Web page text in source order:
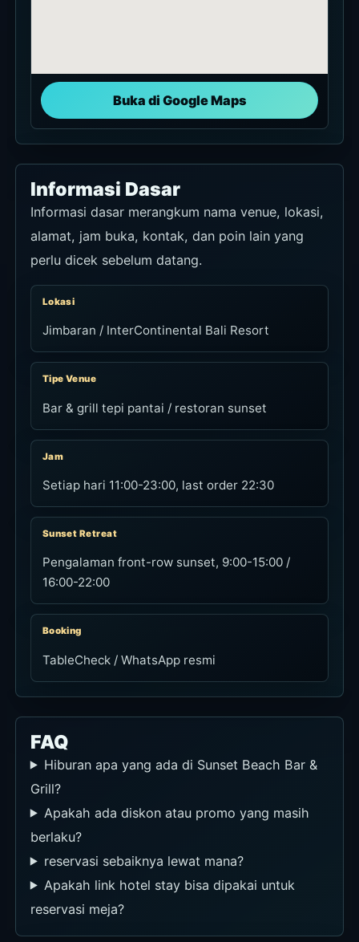
Buka di Google Maps
Informasi Dasar
Informasi dasar merangkum nama venue, lokasi,
alamat, jam buka, kontak, dan poin lain yang
perlu dicek sebelum datang.
Lokasi
Jimbaran / InterContinental Bali Resort
Tipe Venue
Bar & grill tepi pantai / restoran sunset
Jam
Setiap hari 11:00-23:00, last order 22:30
Sunset Retreat
Pengalaman front-row sunset, 9:00-15:00 /
16:00-22:00
Booking
TableCheck / WhatsApp resmi
FAQ
Hiburan apa yang ada di Sunset Beach Bar &
Grill?
Apakah ada diskon atau promo yang masih
berlaku?
reservasi sebaiknya lewat mana?
Apakah link hotel stay bisa dipakai untuk
reservasi meja?